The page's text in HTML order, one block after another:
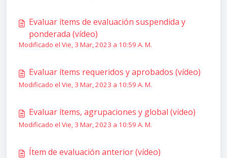
Evaluar ítems de evaluación suspendida y
ponderada (vídeo)
Modificado el Vie, 3 Mar, 2023 a 10:59 A. M.
Evaluar ítems requeridos y aprobados (vídeo)
Modificado el Vie, 3 Mar, 2023 a 10:59 A. M.
Evaluar ítems, agrupaciones y global (vídeo)
Modificado el Vie, 3 Mar, 2023 a 10:59 A. M.
Ítem de evaluación anterior (vídeo)